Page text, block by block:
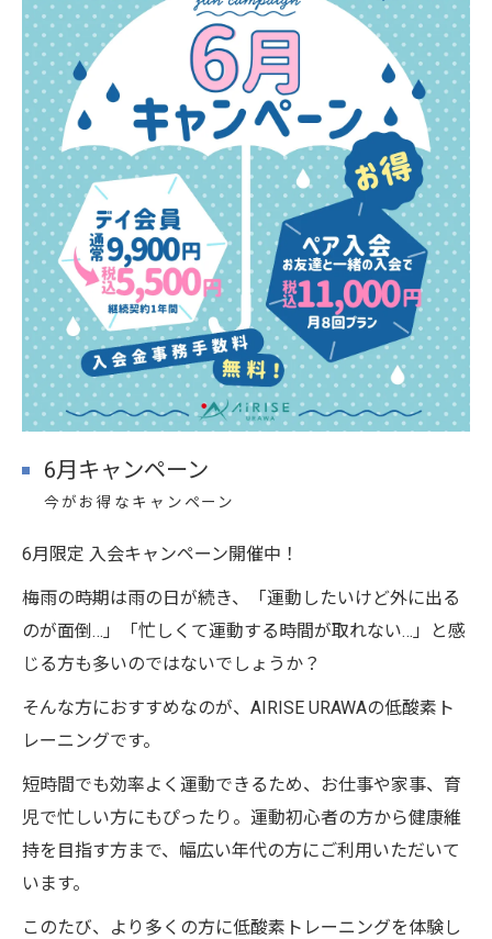
6月キャンペーン
今がお得なキャンペーン
6月限定 入会キャンペーン開催中！
梅雨の時期は雨の日が続き、「運動したいけど外に出る
のが面倒…」「忙しくて運動する時間が取れない…」と感
じる方も多いのではないでしょうか？
そんな方におすすめなのが、AIRISE URAWAの低酸素ト
レーニングです。
短時間でも効率よく運動できるため、お仕事や家事、育
児で忙しい方にもぴったり。運動初心者の方から健康維
持を目指す方まで、幅広い年代の方にご利用いただいて
います。
このたび、より多くの方に低酸素トレーニングを体験し